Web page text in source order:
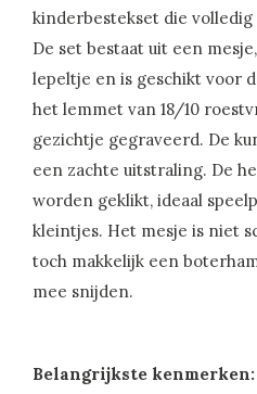
kinderbestekset die
De set bestaat uit een
lepeltje en is geschikt voor
het lemmet van 18/10
gezichtje gegraveerd. De
een zachte uitstraling. De
worden geklikt, ideaal
kleintjes. Het mesje is niet
toch makkelijk een
mee snijden.
Belangrijkste kenmerken: